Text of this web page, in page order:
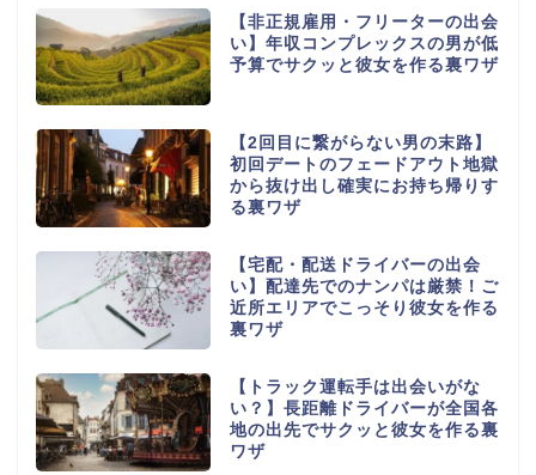
【非正規雇用・フリーターの出会
い】年収コンプレックスの男が低
予算でサクッと彼女を作る裏ワザ
【2回目に繋がらない男の末路】
初回デートのフェードアウト地獄
から抜け出し確実にお持ち帰りす
る裏ワザ
【宅配・配送ドライバーの出会
い】配達先でのナンパは厳禁！ご
近所エリアでこっそり彼女を作る
裏ワザ
【トラック運転手は出会いがな
い？】長距離ドライバーが全国各
地の出先でサクッと彼女を作る裏
ワザ